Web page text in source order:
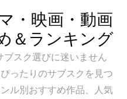
・映画・動画
＆ランキング
スク選びに迷いません
ったりのサブスクを見つ
ル別おすすめ作品、人気